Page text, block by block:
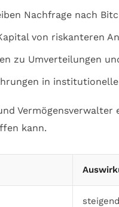
Nachfrage nach
von riskanteren
zu Umverteilungen
in
kann.